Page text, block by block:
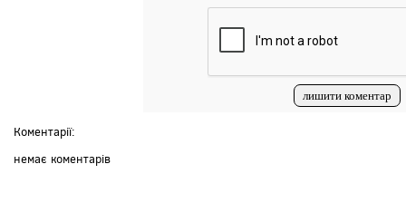
Коментарії:
немає коментарів